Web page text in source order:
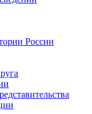
России